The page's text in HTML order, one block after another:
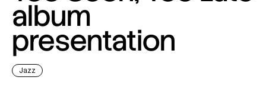
album
presentation
Jazz